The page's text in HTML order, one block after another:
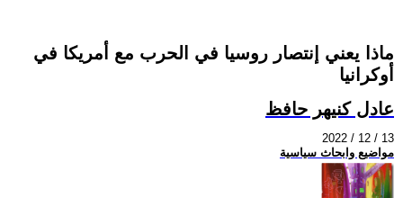
ماذا يعني إنتصار روسيا في الحرب مع أمريكا في
أوكرانيا
عادل كنيهر حافظ
2022 / 12 / 13
مواضيع وابحاث سياسية